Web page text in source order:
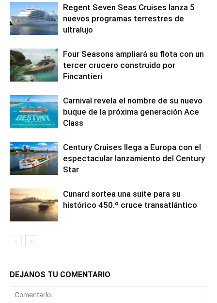
Regent Seven Seas Cruises lanza 5
nuevos programas terrestres de
ultralujo
Four Seasons ampliará su flota con un
tercer crucero construido por
Fincantieri
Carnival revela el nombre de su nuevo
buque de la próxima generación Ace
Class
Century Cruises llega a Europa con el
espectacular lanzamiento del Century
Star
Cunard sortea una suite para su
histórico 450.º cruce transatlántico
DEJANOS TU COMENTARIO